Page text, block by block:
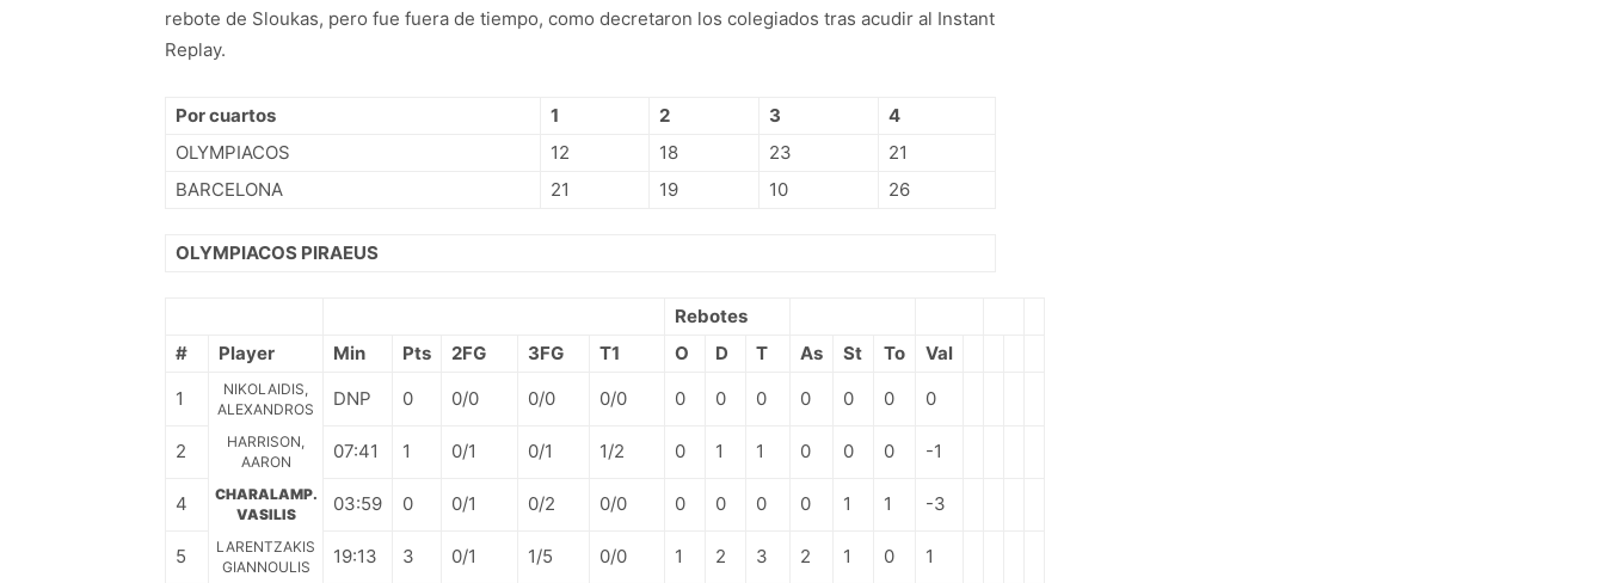
rebote de Sloukas, pero fue fuera de tiempo, como decretaron los colegiados tras acudir al Instant
Replay.
Por cuartos 1 2 3
4
OLYMPIACOS
12 18 23
21
BARCELONA
21 19 10 26
OLYMPIACOS PIRAEUS
Rebotes
#
Player Min Pts 2FG 3FG T1 O D T As St To
Val
1
NIKOLAIDIS,
ALEXANDROS
DNP 0 0/0 0/0 0/0 0 0 0 0 0 0 0
2
HARRISON,
AARON
07:41 1 0/1 0/1 1/2 0 1 1 0 0 0 -1
4
CHARALAMP.
VASILIS
03:59 0 0/1 0/2 0/0 0 0 0 0 1 1 -3
5
LARENTZAKIS
GIANNOULIS
19:13 3 0/1 1/5 0/0 1 2 3 2 1 0 1